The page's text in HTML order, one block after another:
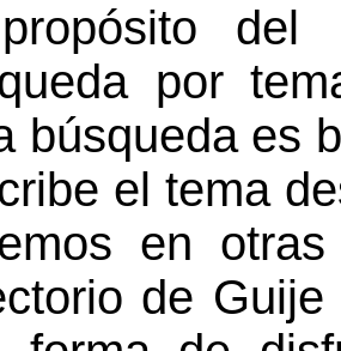
del
por
búsqueda es
el tema
en
de